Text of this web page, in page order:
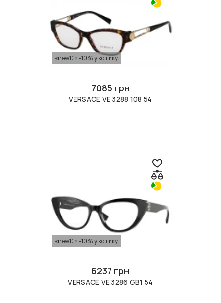
«new10» -10% у кошику
7085 грн
VERSACE VE 3288 108 54
«new10» -10% у кошику
6237 грн
VERSACE VE 3286 GB1 54